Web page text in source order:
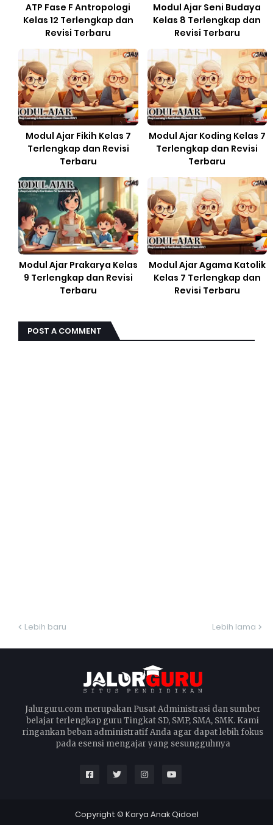
ATP Fase F Antropologi
Kelas 12 Terlengkap dan
Revisi Terbaru
Modul Ajar Seni Budaya
Kelas 8 Terlengkap dan
Revisi Terbaru
Modul Ajar Fikih Kelas 7
Terlengkap dan Revisi
Terbaru
Modul Ajar Koding Kelas 7
Terlengkap dan Revisi
Terbaru
Modul Ajar Prakarya Kelas
9 Terlengkap dan Revisi
Terbaru
Modul Ajar Agama Katolik
Kelas 7 Terlengkap dan
Revisi Terbaru
POST A COMMENT
Lebih baru Lebih lama
Jalurguru.com merupakan Pusat Administrasi dan sumber
belajar terlengkap guru Tingkat SD, SMP, SMA, SMK. Kami
ringankan beban administratif Anda agar dapat lebih fokus
pada esensi mengajar yang sesungguhnya
Copyright © Karya Anak Qidoel